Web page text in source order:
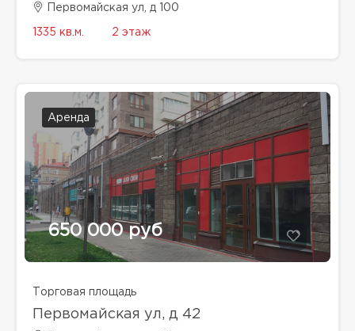
Первомайская ул, д 100
1335 кв.м. 2 этаж
Аренда
650 000 руб
Торговая площадь
Первомайская ул, д 42